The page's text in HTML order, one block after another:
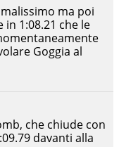
che chiude con
davanti alla
ma poi
1:08.21 che le
Goggia al